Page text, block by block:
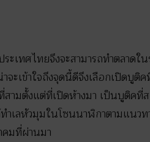
ทศไทยจึงจะสามารถทำตลาดใ
ะเข้าใจถึงจุดนี้ดีจึงเลือกเปิดบู
ามตั้งแต่ที่เปิดห้างมา เป็นบูติค
ำเลหัวมุมในโซนนาฬิกาตามแนว
คมที่ผ่านมา